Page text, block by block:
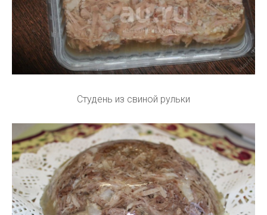
Студень из свиной рульки